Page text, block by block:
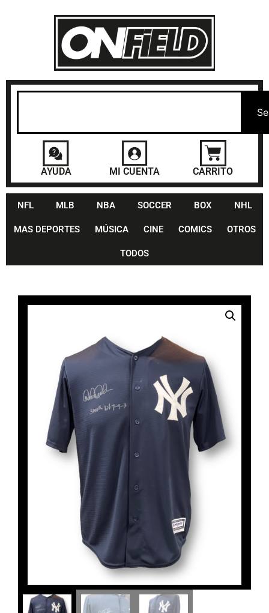
AYUDA MI CUENTA CARRITO
NFL MLB NBA SOCCER BOX NHL
MAS DEPORTES MÚSICA CINE COMICS OTROS
TODOS